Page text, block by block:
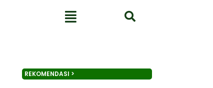
REKOMENDASI >